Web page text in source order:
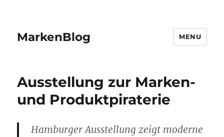
MarkenBlog MENU
Ausstellung zur Marken-
und Produktpiraterie
Hamburger Ausstellung zeigt moderne